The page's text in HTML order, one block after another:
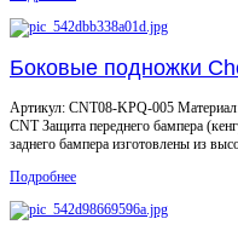
Боковые подножки
Артикул: CNT08-KPQ-005
CNT Защита переднего бампера
заднего бампера изготовлены из
Подробнее